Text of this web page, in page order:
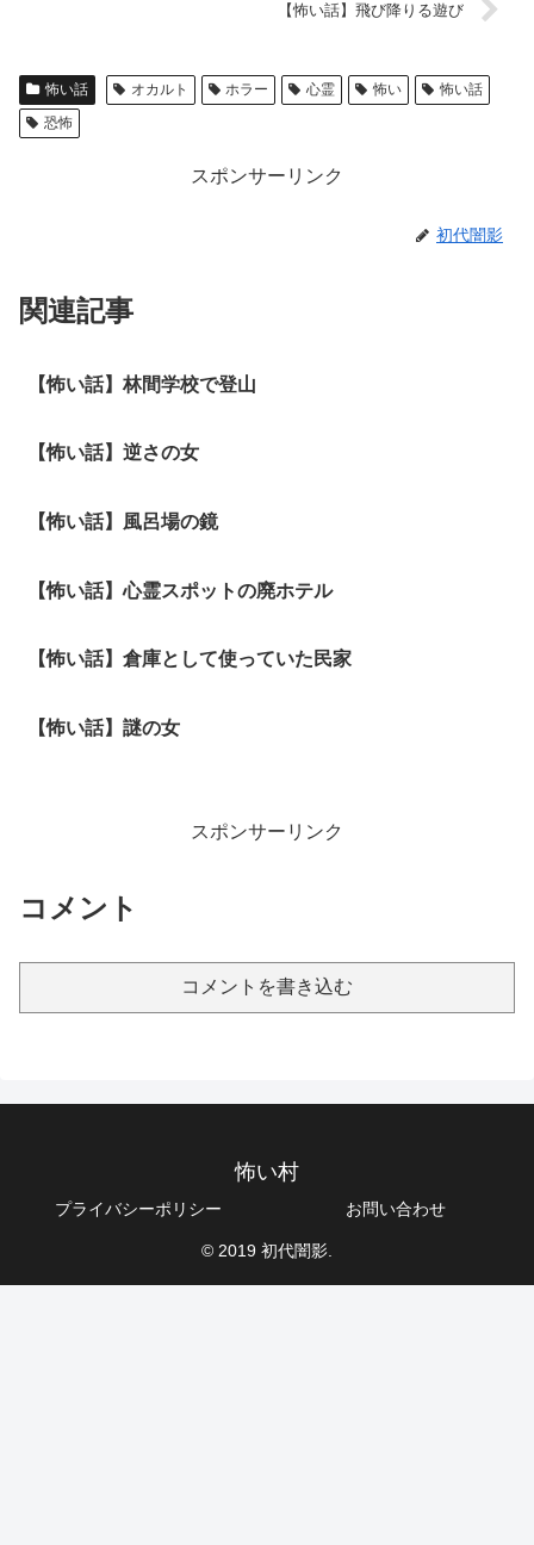
【怖い話】飛び降りる遊び
怖い話 オカルト ホラー 心霊 怖い
怖い話
恐怖
スポンサーリンク
初代闇影
関連記事
【怖い話】林間学校で登山
【怖い話】逆さの女
【怖い話】風呂場の鏡
【怖い話】心霊スポットの廃ホテル
【怖い話】倉庫として使っていた民家
【怖い話】謎の女
スポンサーリンク
コメント
コメントを書き込む
怖い村
プライバシーポリシー お問い合わせ
© 2019 初代闇影.